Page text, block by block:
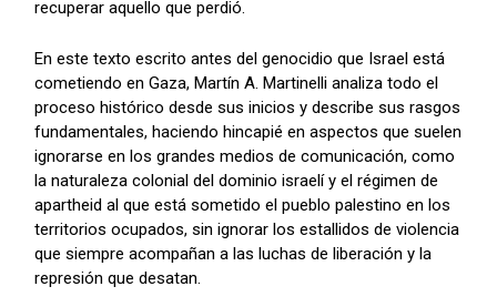
recuperar aquello que perdió.
En este texto escrito antes del genocidio que Israel está
cometiendo en Gaza, Martín A. Martinelli analiza todo el
proceso histórico desde sus inicios y describe sus rasgos
fundamentales, haciendo hincapié en aspectos que suelen
ignorarse en los grandes medios de comunicación, como
la naturaleza colonial del dominio israelí y el régimen de
apartheid al que está sometido el pueblo palestino en los
territorios ocupados, sin ignorar los estallidos de violencia
que siempre acompañan a las luchas de liberación y la
represión que desatan.